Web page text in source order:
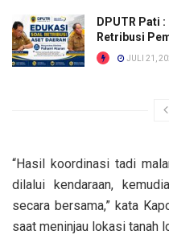
DPUTR Pati
Retribusi
JULI 21,
“Hasil koordinasi tadi
dilalui kendaraan,
secara bersama,” kata
saat meninjau lokasi tanah